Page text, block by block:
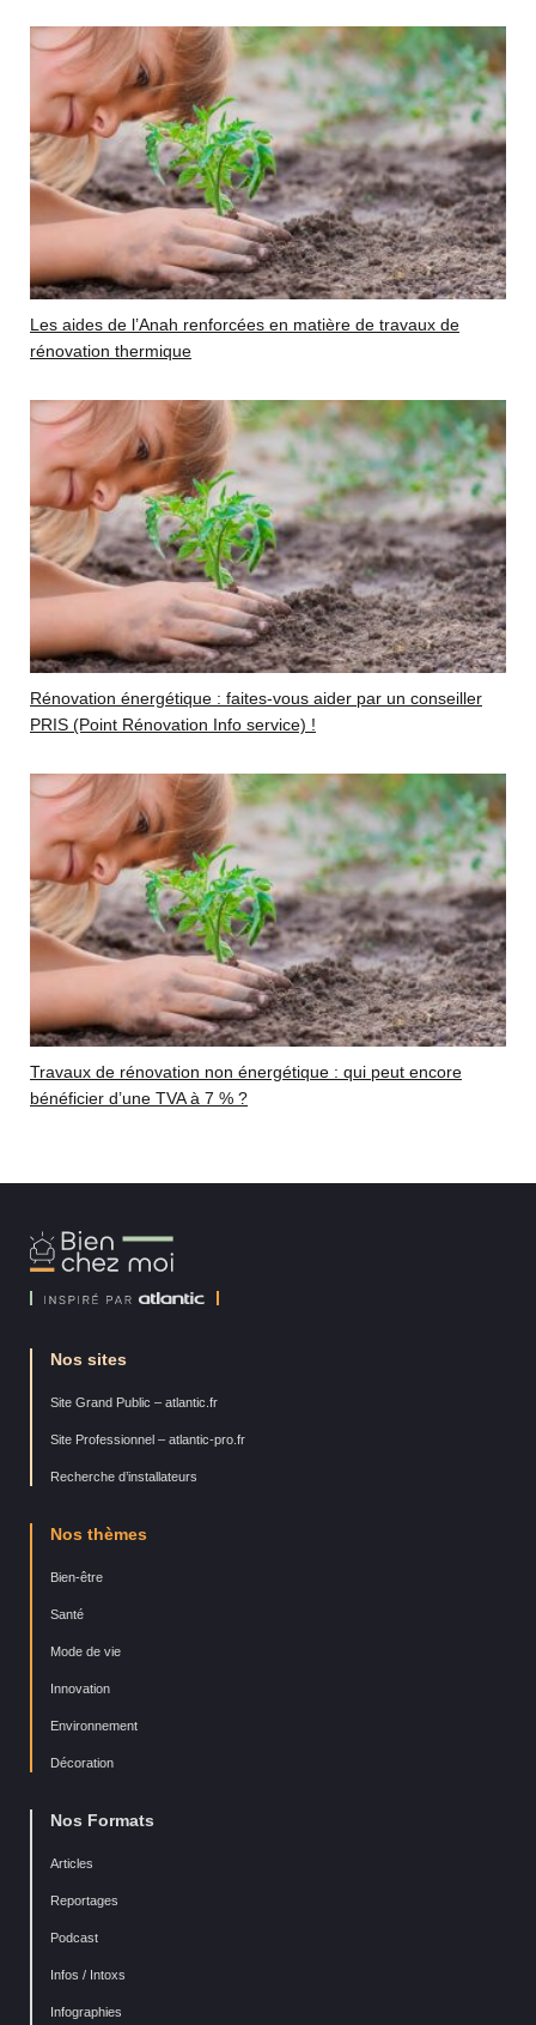
Les aides de l’Anah renforcées en matière de travaux de
rénovation thermique
Rénovation énergétique : faites-vous aider par un conseiller
PRIS (Point Rénovation Info service) !
Travaux de rénovation non énergétique : qui peut encore
bénéficier d’une TVA à 7 % ?
Bien
Chez
Nos sites
Site Grand Public – atlantic.fr
Site Professionnel – atlantic-pro.fr
Recherche d’installateurs
Nos thèmes
Bien-être
Santé
Mode de vie
Innovation
Environnement
Décoration
Nos Formats
Articles
Reportages
Podcast
Infos / Intoxs
Infographies